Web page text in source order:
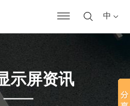
中
示屏资讯